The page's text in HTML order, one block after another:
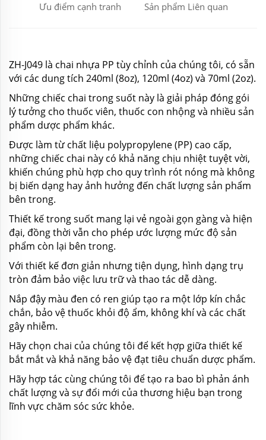
Ưu điểm cạnh tranh Sản phẩm Liên quan
ZH-J049 là chai nhựa PP tùy chỉnh của chúng tôi, có sẵn
với các dung tích 240ml (8oz), 120ml (4oz) và 70ml (2oz).
Những chiếc chai trong suốt này là giải pháp đóng gói
lý tưởng cho thuốc viên, thuốc con nhộng và nhiều sản
phẩm dược phẩm khác.
Được làm từ chất liệu polypropylene (PP) cao cấp,
những chiếc chai này có khả năng chịu nhiệt tuyệt vời,
khiến chúng phù hợp cho quy trình rót nóng mà không
bị biến dạng hay ảnh hưởng đến chất lượng sản phẩm
bên trong.
Thiết kế trong suốt mang lại vẻ ngoài gọn gàng và hiện
đại, đồng thời vẫn cho phép ước lượng mức độ sản
phẩm còn lại bên trong.
Với thiết kế đơn giản nhưng tiện dụng, hình dạng trụ
tròn đảm bảo việc lưu trữ và thao tác dễ dàng.
Nắp đậy màu đen có ren giúp tạo ra một lớp kín chắc
chắn, bảo vệ thuốc khỏi độ ẩm, không khí và các chất
gây nhiễm.
Hãy chọn chai của chúng tôi để kết hợp giữa thiết kế
bắt mắt và khả năng bảo vệ đạt tiêu chuẩn dược phẩm.
Hãy hợp tác cùng chúng tôi để tạo ra bao bì phản ánh
chất lượng và sự đổi mới của thương hiệu bạn trong
lĩnh vực chăm sóc sức khỏe.